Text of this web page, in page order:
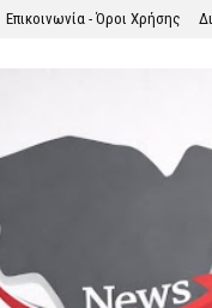
Επικοινωνία - Όροι Χρήσης